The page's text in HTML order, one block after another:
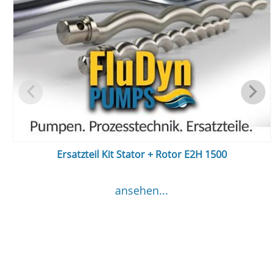
Ersatzteil Kit Stator + Rotor E2H 1500
ansehen...